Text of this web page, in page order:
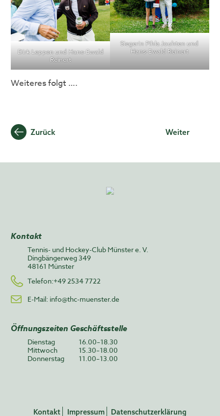
Dirk Leppen und Hans-Ewald
Reinert
Siegerin Pihla Jouhten und
Hans-Ewald Reinert
Weiteres folgt ….
Zurück Weiter
Kontakt
Tennis- und Hockey-Club Münster e. V.
Dingbängerweg 349
48161 Münster
Telefon:+49 2534 7722
E-Mail: info@thc-muenster.de
Öffnungszeiten Geschäftsstelle
Dienstag
16.00–18.30
Mittwoch
15.30–18.00
Donnerstag
11.00–13.00
Kontakt Impressum Datenschutzerklärung